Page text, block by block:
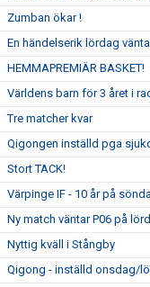
Zumban ökar !
En händelserik lördag
HEMMAPREMIÄR BASKET!
Världens barn för 3 året i
Tre matcher kvar
Qigongen inställd pga
Stort TACK!
Värpinge IF - 10 år på
Ny match väntar P06 på
Nyttig kväll i Stångby
Qigong - inställd onsdag/